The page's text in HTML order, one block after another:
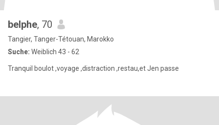
belphe, 70
Tangier, Tanger-Tétouan, Marokko
Suche: Weiblich 43 - 62
Tranquil boulot ,voyage ,distraction ,restau,et Jen passe